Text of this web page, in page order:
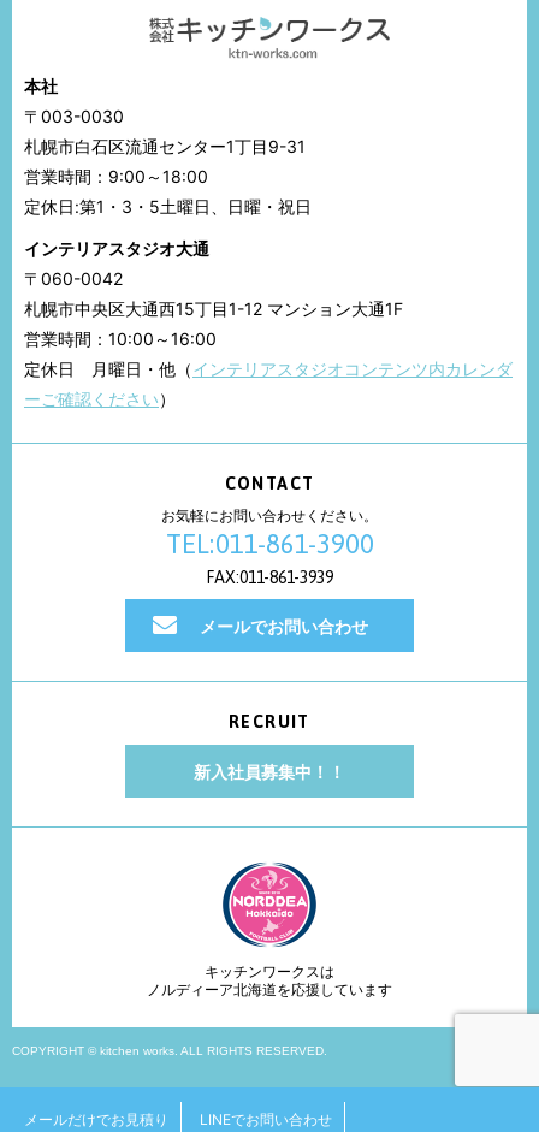
本社
〒003-0030
札幌市白石区流通センター1丁目9-31
営業時間：9:00～18:00
定休日:第1・3・5土曜日、日曜・祝日
インテリアスタジオ大通
〒060-0042
札幌市中央区大通西15丁目1-12 マンション大通1F
営業時間：10:00～16:00
定休日 月曜日・他（インテリアスタジオコンテンツ内カレンダ
ーご確認ください）
CONTACT
お気軽にお問い合わせください。
TEL:011-861-3900
FAX:011-861-3939
メールでお問い合わせ
RECRUIT
新入社員募集中！！
キッチンワークスは
ノルディーア北海道を応援しています
COPYRIGHT © kitchen works. ALL RIGHTS RESERVED.
メールだけでお見積り LINEでお問い合わせ